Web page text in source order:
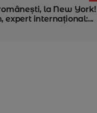
la New
expert internațional:...